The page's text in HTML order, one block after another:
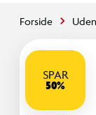
Forside
SPAR
50%